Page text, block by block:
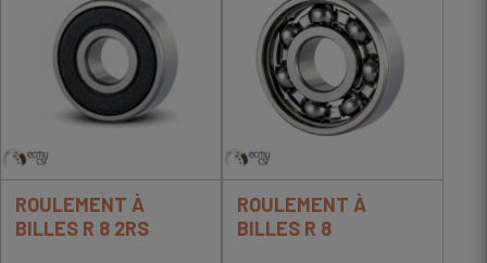
ROULEMENT À
BILLES R 8 2RS
ROULEMENT À
BILLES R 8